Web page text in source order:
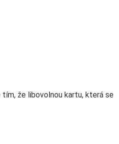
že libovolnou kartu, která se